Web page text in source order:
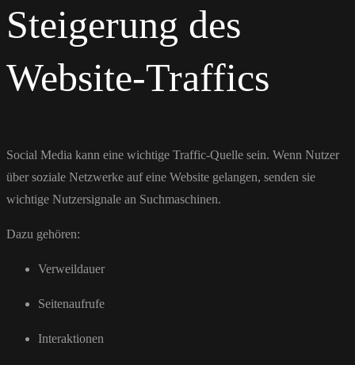
Steigerung des
Website-Traffics
Social Media kann eine wichtige Traffic-Quelle sein. Wenn Nutzer
über soziale Netzwerke auf eine Website gelangen, senden sie
wichtige Nutzersignale an Suchmaschinen.
Dazu gehören:
Verweildauer
Seitenaufrufe
Interaktionen